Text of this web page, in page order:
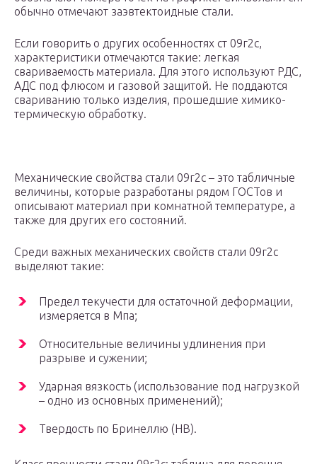
обычно отмечают заэвтектоидные стали.
Если говорить о других особенностях ст 09г2с,
характеристики отмечаются такие: легкая
свариваемость материала. Для этого используют РДС,
АДС под флюсом и газовой защитой. Не поддаются
свариванию только изделия, прошедшие химико-
термическую обработку.
Механические свойства стали 09г2с – это табличные
величины, которые разработаны рядом ГОСТов и
описывают материал при комнатной температуре, а
также для других его состояний.
Среди важных механических свойств стали 09г2с
выделяют такие:
Предел текучести для остаточной деформации,
измеряется в Мпа;
Относительные величины удлинения при
разрыве и сужении;
Ударная вязкость (использование под нагрузкой
– одно из основных применений);
Твердость по Бринеллю (HB).